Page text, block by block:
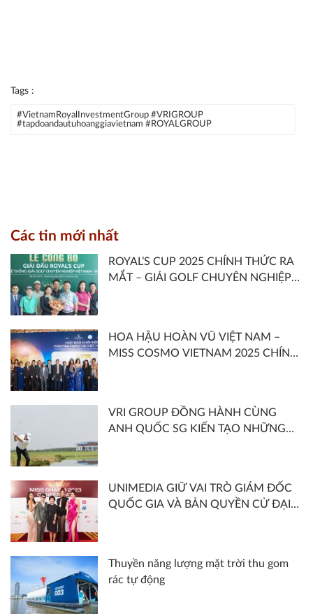
Tags :
#VietnamRoyalInvestmentGroup #VRIGROUP
#tapdoandautuhoanggiavietnam #ROYALGROUP
Các tin mới nhất
ROYAL’S CUP 2025 CHÍNH THỨC RA
MẮT – GIẢI GOLF CHUYÊN NGHIỆP
ĐỒNG TỔ CHỨC
HOA HẬU HOÀN VŨ VIỆT NAM –
MISS COSMO VIETNAM 2025 CHÍNH
VRI GROUP ĐỒNG HÀNH CÙNG
ANH QUỐC SG KIẾN TẠO NHỮNG
UNIMEDIA GIỮ VAI TRÒ GIÁM ĐỐC
QUỐC GIA VÀ BẢN QUYỀN CỬ ĐẠI
Thuyền năng lượng mặt trời thu gom
rác tự động